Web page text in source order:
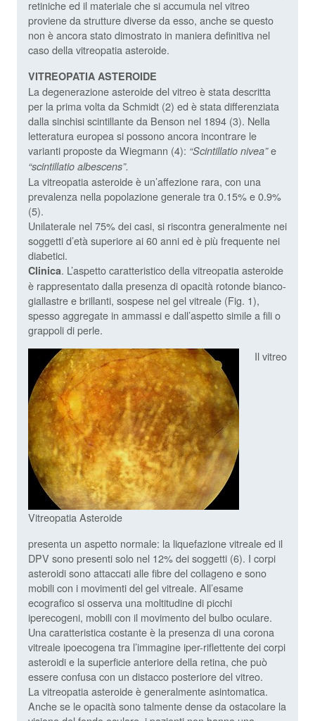
retiniche ed il materiale che si accumula nel vitreo
proviene da strutture diverse da esso, anche se questo
non è ancora stato dimostrato in maniera definitiva nel
caso della vitreopatia asteroide.
VITREOPATIA ASTEROIDE
La degenerazione asteroide del vitreo è stata descritta
per la prima volta da Schmidt (2) ed è stata differenziata
dalla sinchisi scintillante da Benson nel 1894 (3). Nella
letteratura europea si possono ancora incontrare le
varianti proposte da Wiegmann (4): “Scintillatio nivea”e
“scintillatio albescens”.
La vitreopatia asteroide è un’affezione rara, con una
prevalenza nella popolazione generale tra 0.15% e 0.9%
(5).
Unilaterale nel 75% dei casi, si riscontra generalmente nei
soggetti d’età superiore ai 60 anni ed è più frequente nei
diabetici.
Clinica. L’aspetto caratteristico della vitreopatia asteroide
è rappresentato dalla presenza di opacità rotonde bianco-
giallastre e brillanti, sospese nel gel vitreale (Fig. 1),
spesso aggregate in ammassi e dall’aspetto simile a fili o
grappoli di perle.
Vitreopatia Asteroide
Il vitreo
presenta un aspetto normale: la liquefazione vitreale ed il
DPV sono presenti solo nel 12% dei soggetti (6). I corpi
asteroidi sono attaccati alle fibre del collageno e sono
mobili con i movimenti del gel vitreale. All’esame
ecografico si osserva una moltitudine di picchi
iperecogeni, mobili con il movimento del bulbo oculare.
Una caratteristica costante è la presenza di una corona
vitreale ipoecogena tra l’immagine iper-riflettente dei corpi
asteroidi e la superficie anteriore della retina, che può
essere confusa con un distacco posteriore del vitreo.
La vitreopatia asteroide è generalmente asintomatica.
Anche se le opacità sono talmente dense da ostacolare la